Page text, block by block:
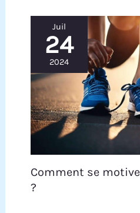
Juil
24
2024
Comment se
?